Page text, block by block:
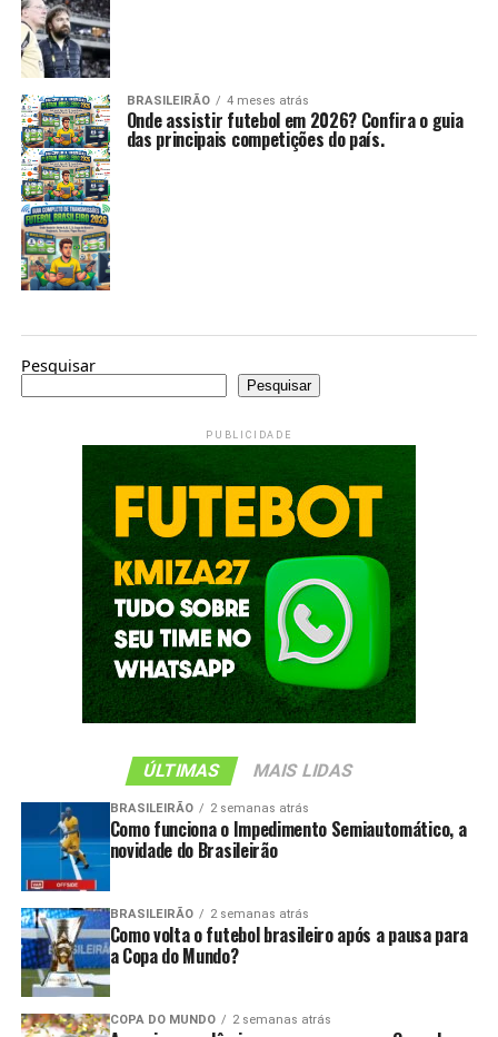
BRASILEIRÃO 4 meses atrás
Onde assistir futebol em 2026? Confira o guia
das principais competições do país.
Pesquisar
Pesquisar
PUBLICIDADE
ÚLTIMAS MAIS LIDAS
BRASILEIRÃO 2 semanas atrás
Como funciona o Impedimento Semiautomático, a
novidade do Brasileirão
BRASILEIRÃO 2 semanas atrás
Como volta o futebol brasileiro após a pausa para
a Copa do Mundo?
COPA DO MUNDO 2 semanas atrás